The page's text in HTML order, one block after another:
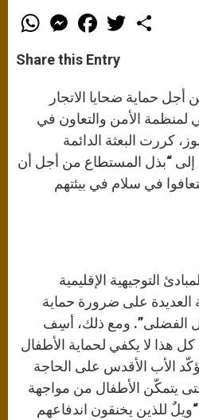
W
h
t
s
p
M
e
s
e
g
e
r
F
a
e
b
o
k
w
r
Share this Entry
أجل حماية ضحايا الاتجار
لمنظمة الأمن والتعاون في
في فيينا، في 18 تموز، كررت البعثة الدائمة
“بذل المستطاع من أجل أن
في سلام في بيئتهم
التوجيهية الإقليمية
العديدة على ضرورة حماية
الفضلى”. ومع ذلك، أسِف
هذا لا يكفي لحماية الأطفال
الأب الأقدس على الحاجة
يتمكّن الأطفال من مواجهة
للذين يخنقون اندفاعهم